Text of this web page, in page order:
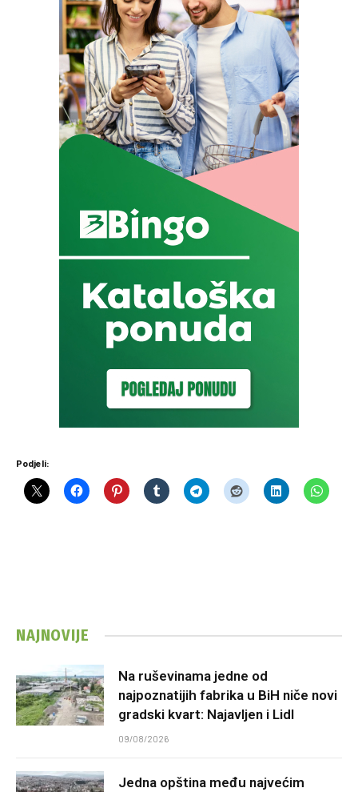
Podjeli:
NAJNOVIJE
Na ruševinama jedne od
najpoznatijih fabrika u BiH niče novi
gradski kvart: Najavljen i Lidl
09/08/2026
Jedna opština među najvećim